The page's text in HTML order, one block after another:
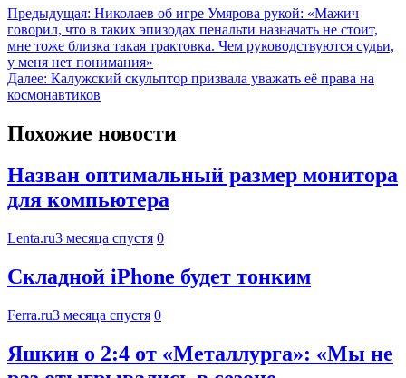
Предыдущая: Николаев об игре Умярова рукой: «Мажич
говорил, что в таких эпизодах пенальти назначать не стоит,
мне тоже близка такая трактовка. Чем руководствуются судьи,
у меня нет понимания»
Далее: Калужский скульптор призвала уважать её права на
космонавтиков
Похожие новости
Назван оптимальный размер монитора
для компьютера
Lenta.ru3 месяца спустя 0
Складной iPhone будет тонким
Ferra.ru3 месяца спустя 0
Яшкин о 2:4 от «Металлурга»: «Мы не